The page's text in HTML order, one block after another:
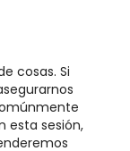
cosas. Si
esta sesión,